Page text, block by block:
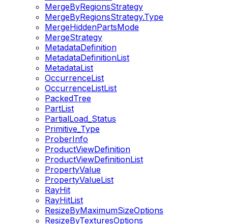
MergeByRegionsStrategy
MergeByRegionsStrategy.Type
MergeHiddenPartsMode
MergeStrategy
MetadataDefinition
MetadataDefinitionList
MetadataList
OccurrenceList
OccurrenceListList
PackedTree
PartList
PartialLoad_Status
Primitive_Type
ProberInfo
ProductViewDefinition
ProductViewDefinitionList
PropertyValue
PropertyValueList
RayHit
RayHitList
ResizeByMaximumSizeOptions
ResizeByTexturesOptions